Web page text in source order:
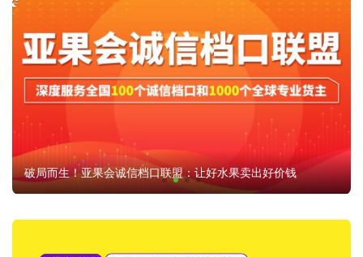
破局而生！亚果会诚信档口联盟：让好水果卖出好价钱